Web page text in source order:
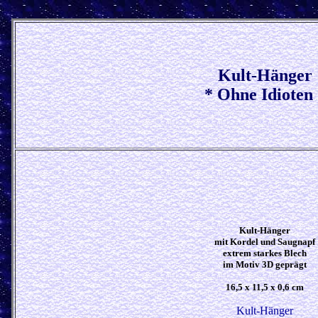
Kult-Hänger
* Ohne Idioten
Kult-Hänger
mit Kordel und Saugnapf
extrem starkes Blech
im Motiv 3D geprägt
16,5 x 11,5 x 0,6 cm
Kult-Hänger